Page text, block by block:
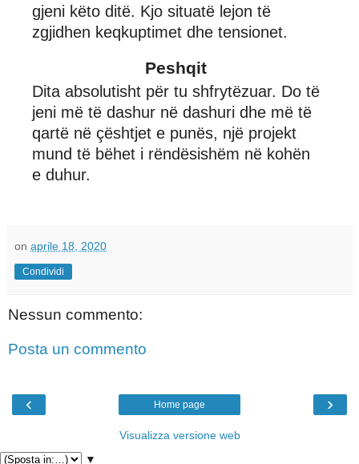
gjeni këto ditë. Kjo situatë lejon të
zgjidhen keqkuptimet dhe tensionet.
Peshqit
Dita absolutisht për tu shfrytëzuar. Do të
jeni më të dashur në dashuri dhe më të
qartë në çështjet e punës, një projekt
mund të bëhet i rëndësishëm në kohën
e duhur.
on aprile 18, 2020
Condividi
Nessun commento:
Posta un commento
‹ ›
Home page
Visualizza versione web
▼